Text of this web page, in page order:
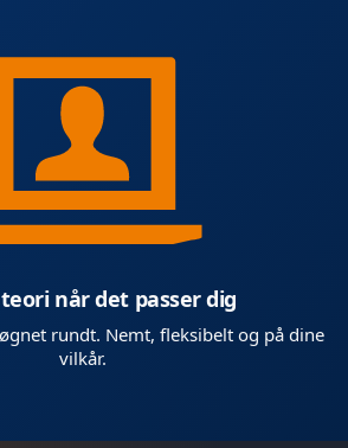
når det passer dig
rundt. Nemt, fleksibelt og på dine
vilkår.